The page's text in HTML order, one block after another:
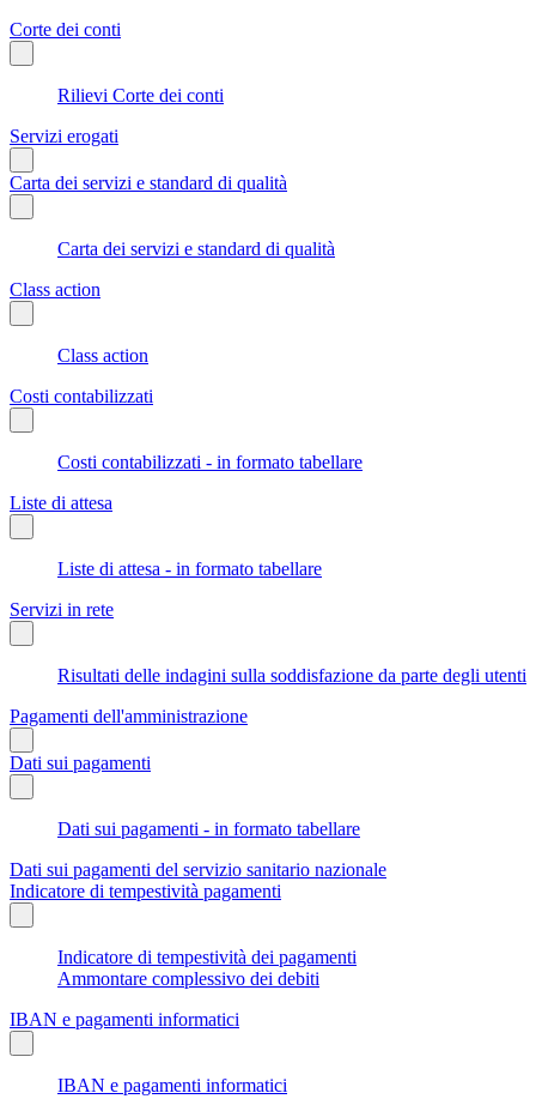
Corte dei conti
Rilievi Corte dei conti
Servizi erogati
Carta dei servizi e standard di qualità
Carta dei servizi e standard di qualità
Class action
Class action
Costi contabilizzati
Costi contabilizzati - in formato tabellare
Liste di attesa
Liste di attesa - in formato tabellare
Servizi in rete
Risultati delle indagini sulla soddisfazione da parte degli utenti
Pagamenti dell'amministrazione
Dati sui pagamenti
Dati sui pagamenti - in formato tabellare
Dati sui pagamenti del servizio sanitario nazionale
Indicatore di tempestività pagamenti
Indicatore di tempestività dei pagamenti
Ammontare complessivo dei debiti
IBAN e pagamenti informatici
IBAN e pagamenti informatici